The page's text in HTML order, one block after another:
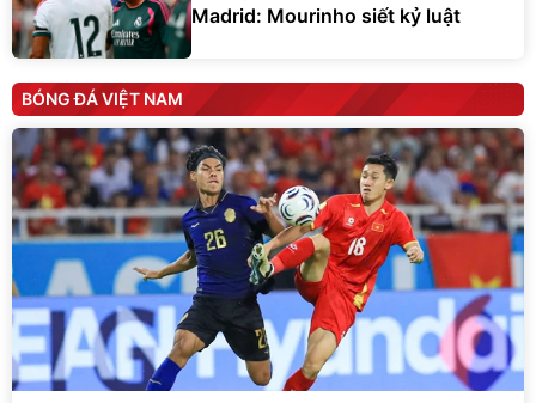
Madrid: Mourinho siết kỷ luật
BÓNG ĐÁ VIỆT NAM